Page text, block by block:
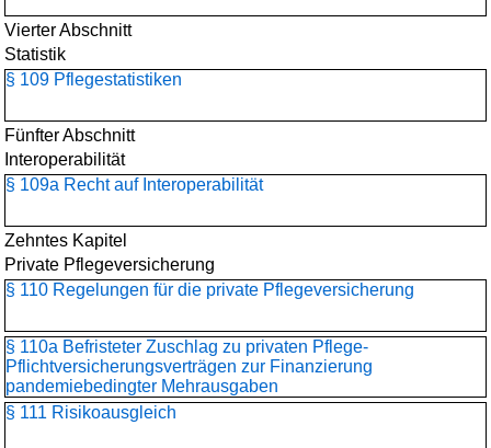
Vierter Abschnitt
Statistik
§ 109 Pflegestatistiken
Fünfter Abschnitt
Interoperabilität
§ 109a Recht auf Interoperabilität
Zehntes Kapitel
Private Pflegeversicherung
§ 110 Regelungen für die private Pflegeversicherung
§ 110a Befristeter Zuschlag zu privaten Pflege-
Pflichtversicherungsverträgen zur Finanzierung
pandemiebedingter Mehrausgaben
§ 111 Risikoausgleich